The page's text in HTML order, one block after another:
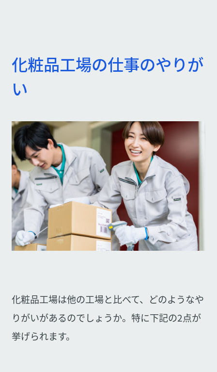
化粧品工場の仕事のやりが
い
化粧品工場は他の工場と比べて、どのようなや
りがいがあるのでしょうか。特に下記の2点が
挙げられます。